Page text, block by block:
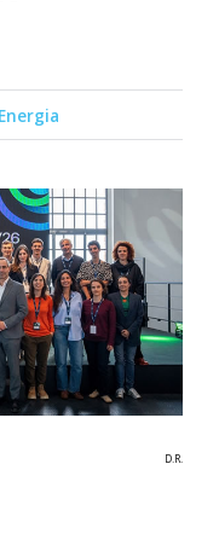
Energia
D.R.